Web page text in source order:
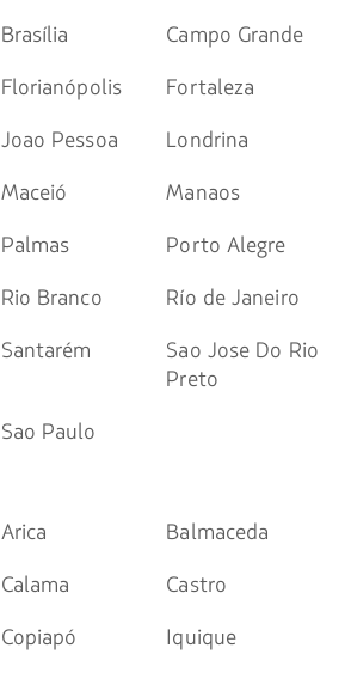
Brasília
Campo Grande
Florianópolis
Fortaleza
Joao Pessoa
Londrina
Maceió
Manaos
Palmas
Porto Alegre
Rio Branco
Río de Janeiro
Santarém
Sao Jose Do Rio
Preto
Sao Paulo
Arica
Balmaceda
Calama
Castro
Copiapó
Iquique